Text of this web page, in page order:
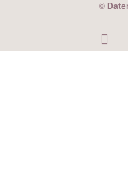
©